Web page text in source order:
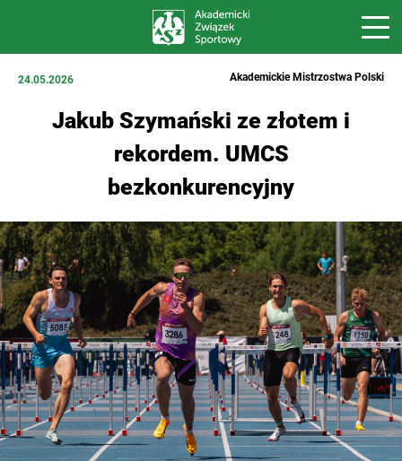
24.05.2026 Akademickie Mistrzostwa Polski
Jakub Szymański ze złotem i
rekordem. UMCS
bezkonkurencyjny